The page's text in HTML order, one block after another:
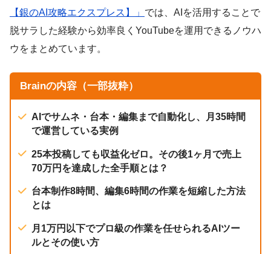
【銀のAI攻略エクスプレス】」 では、AIを活用することで
脱サラした経験から効率良くYouTubeを運用できるノウハ
ウをまとめています。
Brainの内容（一部抜粋）
AIでサムネ・台本・編集まで自動化し、月35時間
で運営している実例
25本投稿しても収益化ゼロ。その後1ヶ月で売上
70万円を達成した全手順とは？
台本制作8時間、編集6時間の作業を短縮した方法
とは
月1万円以下でプロ級の作業を任せられるAIツー
ルとその使い方